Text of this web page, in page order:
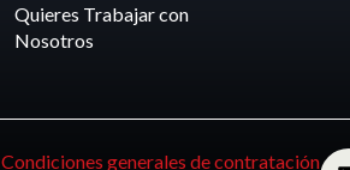
Quieres Trabajar con
Nosotros
Condiciones generales de contratación